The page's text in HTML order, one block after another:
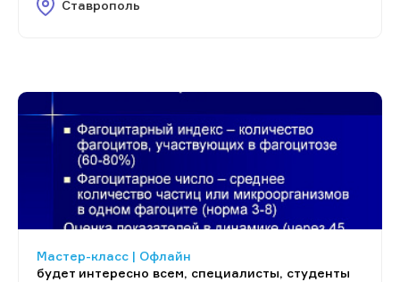
Ставрополь
Мастер-класс | Офлайн
будет интересно всем, специалисты, студенты